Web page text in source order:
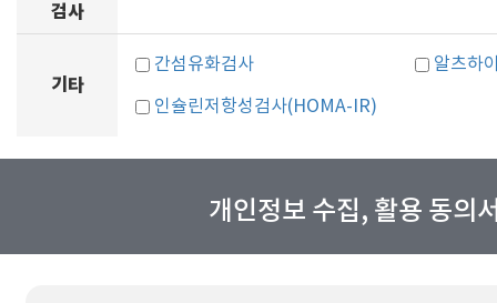
검사
기타
간섬유화검사 알츠하
인슐린저항성검사(HOMA-IR)
개인정보 수집, 활용 동의